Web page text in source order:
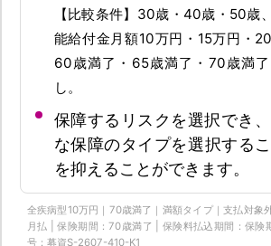
【比較条件】30歳・40歳・50歳
能給付金月額10万円・15万円・
60歳満了・65歳満了・70歳満
し。
保障するリスクを選択でき
な保障のタイプを選択する
を抑えることができます。
全疾病型10万円｜70歳満了｜満額タイプ｜支払対象
月払 | 保険期間：70歳満了 | 保険料払込期間：保険
号：募資S-2607-410-K1